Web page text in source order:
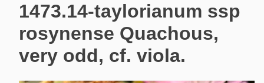
1473.14-taylorianum ssp
rosynense Quachous,
very odd, cf. viola.